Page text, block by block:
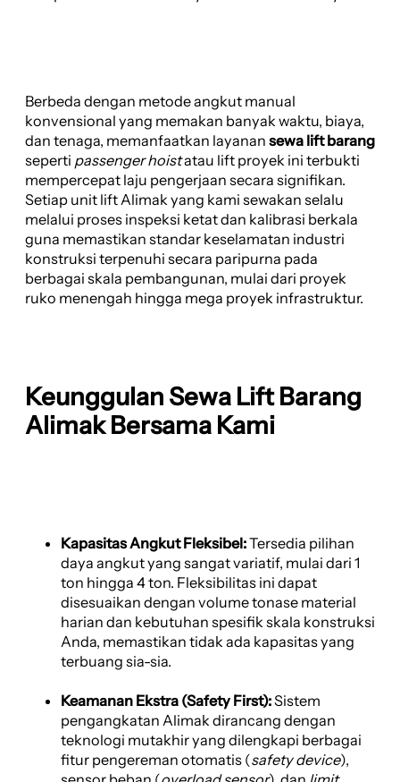
Berbeda dengan metode angkut manual
konvensional yang memakan banyak waktu, biaya,
dan tenaga, memanfaatkan layanan sewa lift barang
seperti passenger hoistatau lift proyek ini terbukti
mempercepat laju pengerjaan secara signifikan.
Setiap unit lift Alimak yang kami sewakan selalu
melalui proses inspeksi ketat dan kalibrasi berkala
guna memastikan standar keselamatan industri
konstruksi terpenuhi secara paripurna pada
berbagai skala pembangunan, mulai dari proyek
ruko menengah hingga mega proyek infrastruktur.
Keunggulan Sewa Lift Barang
Alimak Bersama Kami
Kapasitas Angkut Fleksibel:Tersedia pilihan
daya angkut yang sangat variatif, mulai dari 1
ton hingga 4 ton. Fleksibilitas ini dapat
disesuaikan dengan volume tonase material
harian dan kebutuhan spesifik skala konstruksi
Anda, memastikan tidak ada kapasitas yang
terbuang sia-sia.
Keamanan Ekstra (Safety First):Sistem
pengangkatan Alimak dirancang dengan
teknologi mutakhir yang dilengkapi berbagai
fitur pengereman otomatis (safety device),